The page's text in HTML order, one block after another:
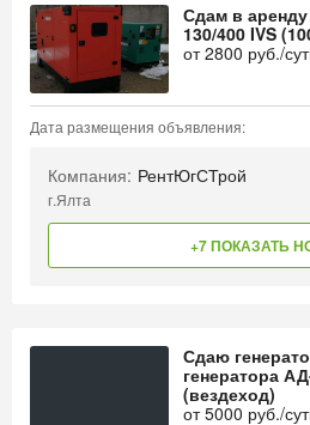
Сдам в аренду
130/400 IVS
от2800 руб./
Дата размещения объявления:
Компания: РентЮгСТрой
г.Ялта
+7 ПОКАЗАТЬ
Сдаю
генератора
(вездеход)
от5000 руб./